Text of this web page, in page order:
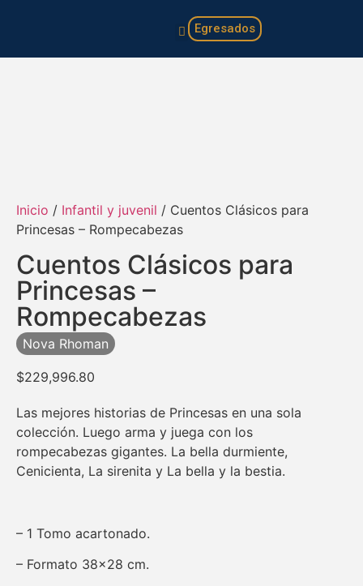
Egresados
Inicio / Infantil y juvenil / Cuentos Clásicos para
Princesas – Rompecabezas
Cuentos Clásicos para
Princesas –
Rompecabezas
Nova Rhoman
$229,996.80
Las mejores historias de Princesas en una sola
colección. Luego arma y juega con los
rompecabezas gigantes. La bella durmiente,
Cenicienta, La sirenita y La bella y la bestia.
– 1 Tomo acartonado.
– Formato 38×28 cm.